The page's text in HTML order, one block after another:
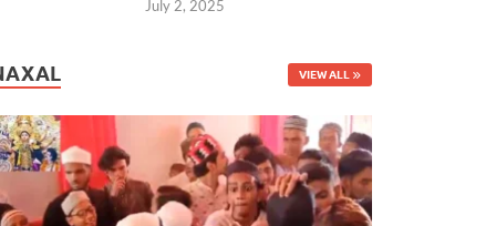
July 2, 2025
VIEW ALL